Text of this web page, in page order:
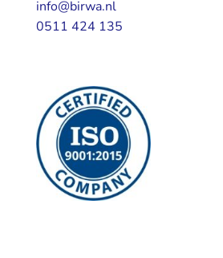
info@birwa.nl
0511 424 135